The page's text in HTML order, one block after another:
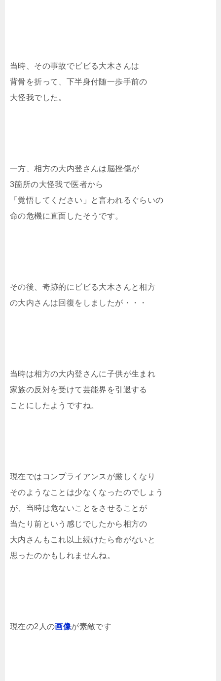
当時、その事故でビビる大木さんは
背骨を折って、下半身付随一歩手前の
大怪我でした。
一方、相方の大内登さんは脳挫傷が
3箇所の大怪我で医者から
「覚悟してください」と言われるぐらいの
命の危機に直面したそうです。
その後、奇跡的にビビる大木さんと相方
の大内さんは回復をしましたが・・・
当時は相方の大内登さんに子供が生まれ
家族の反対を受けて芸能界を引退する
ことにしたようですね。
現在ではコンプライアンスが厳しくなり
そのようなことは少なくなったのでしょう
が、当時は危ないことをさせることが
当たり前という感じでしたから相方の
大内さんもこれ以上続けたら命がないと
思ったのかもしれませんね。
現在の2人の画像が素敵です